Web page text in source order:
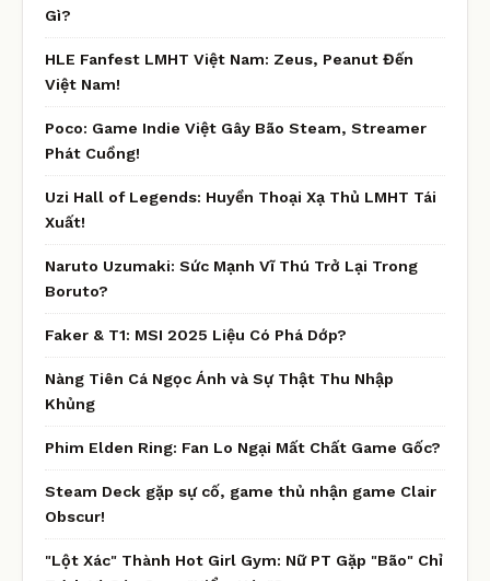
Gì?
HLE Fanfest LMHT Việt Nam: Zeus, Peanut Đến
Việt Nam!
Poco: Game Indie Việt Gây Bão Steam, Streamer
Phát Cuồng!
Uzi Hall of Legends: Huyền Thoại Xạ Thủ LMHT Tái
Xuất!
Naruto Uzumaki: Sức Mạnh Vĩ Thú Trở Lại Trong
Boruto?
Faker & T1: MSI 2025 Liệu Có Phá Dớp?
Nàng Tiên Cá Ngọc Ánh và Sự Thật Thu Nhập
Khủng
Phim Elden Ring: Fan Lo Ngại Mất Chất Game Gốc?
Steam Deck gặp sự cố, game thủ nhận game Clair
Obscur!
"Lột Xác" Thành Hot Girl Gym: Nữ PT Gặp "Bão" Chỉ